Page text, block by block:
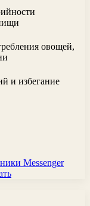
овощей,
и избегание
Messenger